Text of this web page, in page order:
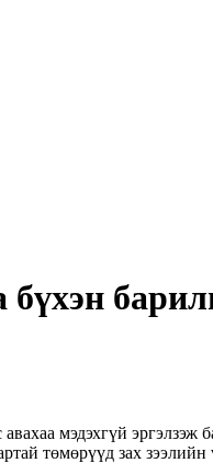
мэдэхгүй
төмөрүүд зах